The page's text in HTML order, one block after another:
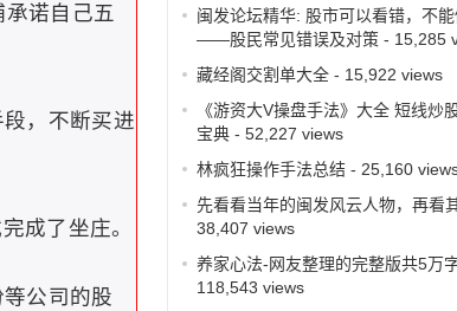
诺自己五
，不断买进
成了坐庄。
公司的股
闽发论坛精华: 股市可以看错，不
——股民常见错误及对策- 15,285
藏经阁交割单大全- 15,922 views
《游资大V操盘手法》大全 短线炒
宝典- 52,227 views
林疯狂操作手法总结- 25,160
先看看当年的闽发风云人物，再看
38,407 views
养家心法-网友整理的完整版共5万
118,543 views